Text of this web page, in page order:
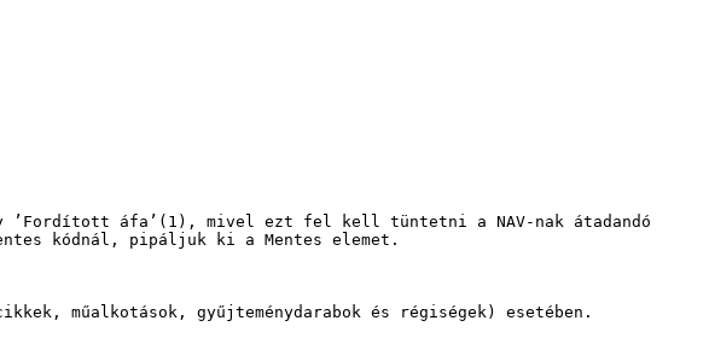
áfa’(1), mivel ezt fel kell tüntetni a NAV-nak átadandó
kódnál, pipáljuk ki a Mentes elemet.
műalkotások, gyűjteménydarabok és régiségek) esetében.